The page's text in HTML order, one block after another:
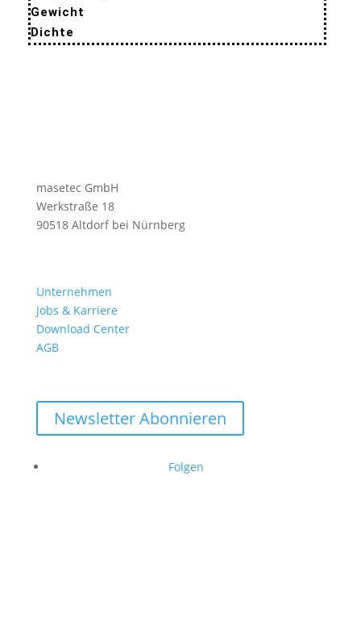
Gewicht
Dichte
masetec GmbH
Werkstraße 18
90518 Altdorf bei Nürnberg
Unternehmen
Jobs & Karriere
Download Center
AGB
Newsletter Abonnieren
Folgen